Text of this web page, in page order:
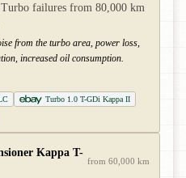
failures from 80,000 km
from the turbo area, power loss,
increased oil consumption.
Turbo 1.0 T-GDi Kappa II
Kappa T-
from 60,000 km